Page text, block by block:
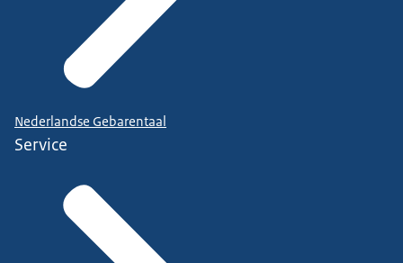
Nederlandse Gebarentaal
Service